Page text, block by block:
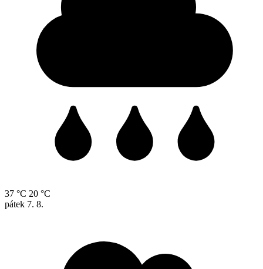
37 °C 20 °C
pátek 7. 8.